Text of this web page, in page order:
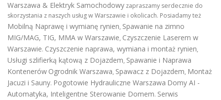
Warszawa & Elektryk Samochodowy zapraszamy serdecznie do
skorzystania z naszych usług w Warszawie i okolicach. Posiadamy też
Mobilną Naprawę i wymianę rynien, Spawanie na zimno
MIG/MAG, TIG, MMA w Warszawie, Czyszczenie Laserem w
Warszawie. Czyszczenie naprawa, wymiana i montaż rynien,
Usługi szlifierką kątową z Dojazdem, Spawanie i Naprawa
Kontenerów Ogrodnik Warszawa, Spawacz z Dojazdem, Montaż
Jacuzi i Sauny. Pogotowie Hydrauliczne Warszawa Domy AI -
Automatyka, Inteligentne Sterowanie Domem. Serwis